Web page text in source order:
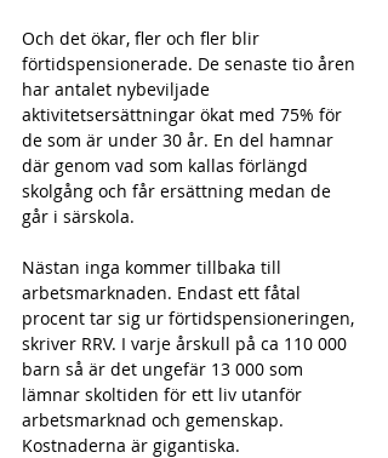
Och det ökar, fler och fler blir
förtidspensionerade. De senaste tio åren
har antalet nybeviljade
aktivitetsersättningar ökat med 75% för
de som är under 30 år. En del hamnar
där genom vad som kallas förlängd
skolgång och får ersättning medan de
går i särskola.
Nästan inga kommer tillbaka till
arbetsmarknaden. Endast ett fåtal
procent tar sig ur förtidspensioneringen,
skriver RRV. I varje årskull på ca 110 000
barn så är det ungefär 13 000 som
lämnar skoltiden för ett liv utanför
arbetsmarknad och gemenskap.
Kostnaderna är gigantiska.